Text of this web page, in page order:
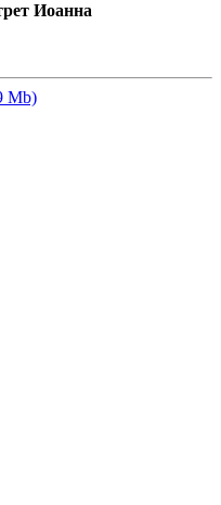
Иоанна
Mb)